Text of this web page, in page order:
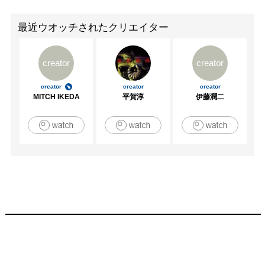
最近ウオッチされたクリエイター
creator
creator
MITCH IKEDA
creator
平賀淳
creator
creator
伊藤潤二